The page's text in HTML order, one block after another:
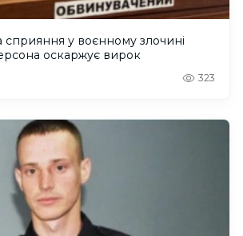
сприяння у воєнному злочині
оскаржує вирок
323